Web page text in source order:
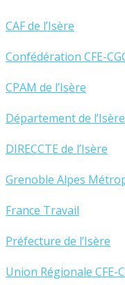
CAF de l’Isère
Confédération CFE-
CPAM de l’Isère
Département de l’Isère
DIRECCTE de l’Isère
Grenoble Alpes
France Travail
Préfecture de l’Isère
Union Régionale CFE-